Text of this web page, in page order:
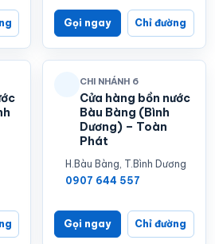
Gọi ngay Chỉ đường
CHI NHÁNH 6
Cửa hàng bồn nước
Bàu Bàng (Bình
Dương) – Toàn
Phát
H.Bàu Bàng, T.Bình Dương
0907 644 557
Gọi ngay Chỉ đường